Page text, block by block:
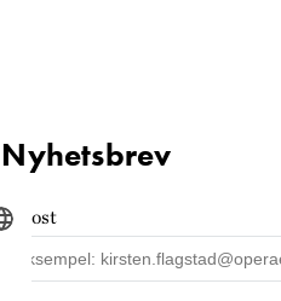
Nyhetsbrev
E-post